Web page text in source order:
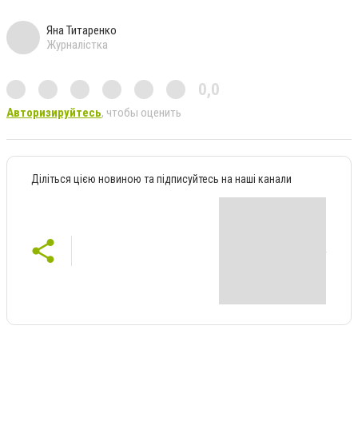
Яна Титаренко
Журналістка
0,0
Авторизируйтесь, чтобы оценить
Діліться цією новиною та підписуйтесь на наші канали